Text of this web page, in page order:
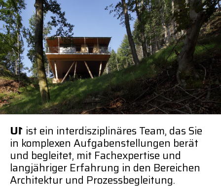
Copyright
Datenschutz
Impressum Impressum
U1 ist ein interdisziplinäres Team, das Sie
in komplexen Aufgabenstellungen berät
und begleitet, mit Fachexpertise und
langjähriger Erfahrung in den Bereichen
Architektur und Prozessbegleitung.